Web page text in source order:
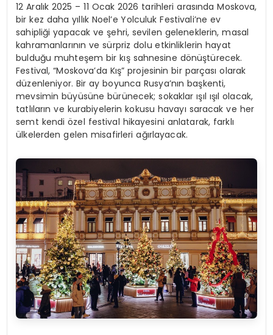
12 Aralık 2025 – 11 Ocak 2026 tarihleri arasında Moskova,
bir kez daha yıllık Noel’e Yolculuk Festivali’ne ev
sahipliği yapacak ve şehri, sevilen geleneklerin, masal
kahramanlarının ve sürpriz dolu etkinliklerin hayat
bulduğu muhteşem bir kış sahnesine dönüştürecek.
Festival, “Moskova’da Kış” projesinin bir parçası olarak
düzenleniyor. Bir ay boyunca Rusya’nın başkenti,
mevsimin büyüsüne bürünecek; sokaklar ışıl ışıl olacak,
tatlıların ve kurabiyelerin kokusu havayı saracak ve her
semt kendi özel festival hikayesini anlatarak, farklı
ülkelerden gelen misafirleri ağırlayacak.